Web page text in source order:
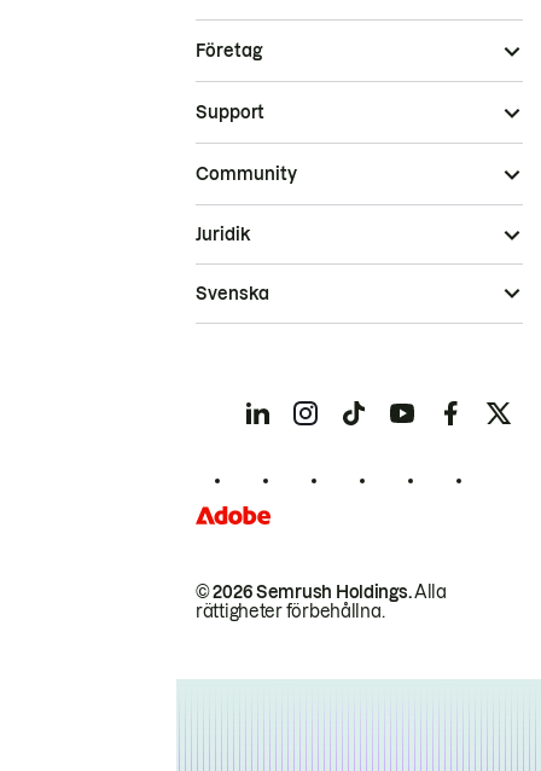
Företag
Support
Community
© 2026 Semrush Holdings.Alla
rättigheter förbehållna.
Juridik
Svenska